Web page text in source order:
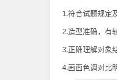
1.符合试题规定
2.造型准确，有
3.正确理解对象
4.画面色调对比